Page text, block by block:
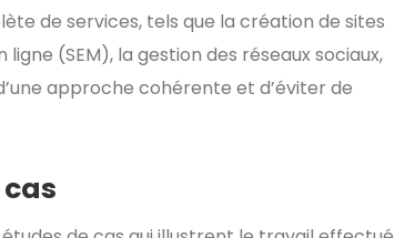
de services, tels que la création de sites
(SEM), la gestion des réseaux sociaux,
approche cohérente et d’éviter de